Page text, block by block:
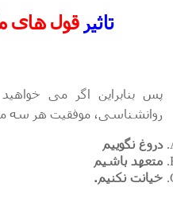
تاثیر قول های
پس بنابراین اگر می خواهید
روانشناسی، موفقیت هر سه
دروغ نگوییم
متعهد باشیم
خیانت نکنیم.